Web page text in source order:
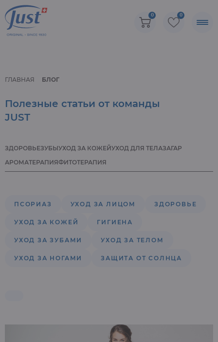
0 0
ГЛАВНАЯ БЛОГ
Полезные статьи от команды
JUST
ЗДОРОВЬЕЗУБЫУХОД ЗА КОЖЕЙУХОД ДЛЯ ТЕЛАЗАГАР
АРОМАТЕРАПИЯФИТОТЕРАПИЯ
ПСОРИАЗ УХОД ЗА ЛИЦОМ ЗДОРОВЬЕ
УХОД ЗА КОЖЕЙ ГИГИЕНА
УХОД ЗА ЗУБАМИ УХОД ЗА ТЕЛОМ
УХОД ЗА НОГАМИ ЗАЩИТА ОТ СОЛНЦА